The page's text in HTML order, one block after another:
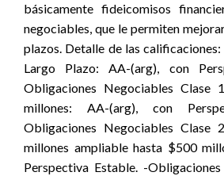
básicamente fideicomisos
negociables, que le permiten
plazos. Detalle de las
Largo Plazo: AA-(arg), con
Obligaciones Negociables Clase
millones: AA-(arg), con
Obligaciones Negociables Clase
millones ampliable hasta $500
Perspectiva Estable. -